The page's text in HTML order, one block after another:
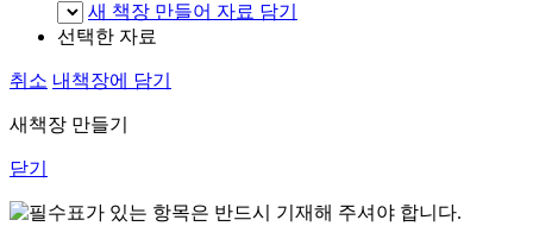
새 책장 만들어 자료 담기
선택한 자료
취소 내책장에 담기
새책장 만들기
닫기
표가 있는 항목은 반드시 기재해 주셔야 합니다.